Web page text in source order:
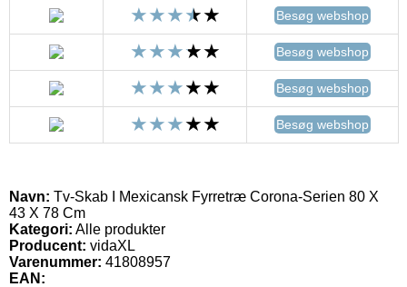
Besøg webshop
Besøg webshop
Besøg webshop
Besøg webshop
Navn: Tv-Skab I Mexicansk Fyrretræ Corona-Serien 80 X
43 X 78 Cm
Kategori: Alle produkter
Producent: vidaXL
Varenummer: 41808957
EAN: